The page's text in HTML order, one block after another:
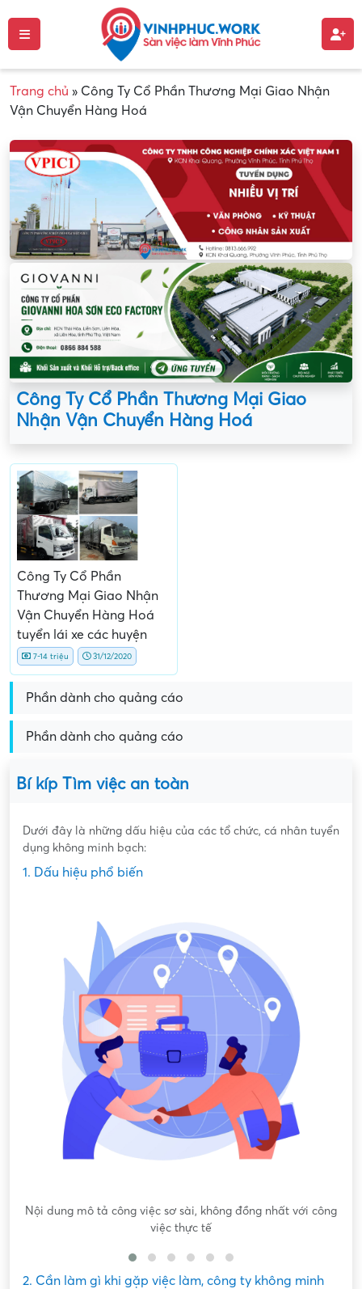
Trang chủ » Công Ty Cổ Phần Thương Mại Giao Nhận
Vận Chuyển Hàng Hoá
Công Ty Cổ Phần Thương Mại Giao
Nhận Vận Chuyển Hàng Hoá
Công Ty Cổ Phần
Thương Mại Giao Nhận
Vận Chuyển Hàng Hoá
tuyển lái xe các huyện
7-14 triệu 31/12/2020
Phần dành cho quảng cáo
Phần dành cho quảng cáo
Bí kíp Tìm việc an toàn
Dưới đây là những dấu hiệu của các tổ chức, cá nhân tuyển
dụng không minh bạch:
1. Dấu hiệu phổ biến
Nội dung mô tả công việc sơ sài, không đồng nhất với công
việc thực tế
2. Cần làm gì khi gặp việc làm, công ty không minh